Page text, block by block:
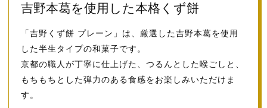
吉野本葛を使用した本格くず餅
「吉野くず餅 プレーン」は、厳選した吉野本葛を使用
した半生タイプの和菓子です。
京都の職人が丁寧に仕上げた、つるんとした喉ごしと、
もちもちとした弾力のある食感をお楽しみいただけま
す。